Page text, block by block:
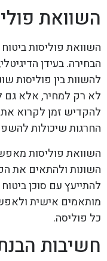
השוואת
השוואת פוליסות
הבחירה. בעידן
להשוות בין פוליסות
לא רק למחיר, אלא גם
להקדיש זמן לקרוא את
החרגות שיכולות
השוואת פוליסות
השונות ולהתאים את
להתייעץ עם סוכן
מותאמים אישית
כל פוליסה.
חשיבות